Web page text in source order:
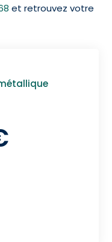
et retrouvez votre